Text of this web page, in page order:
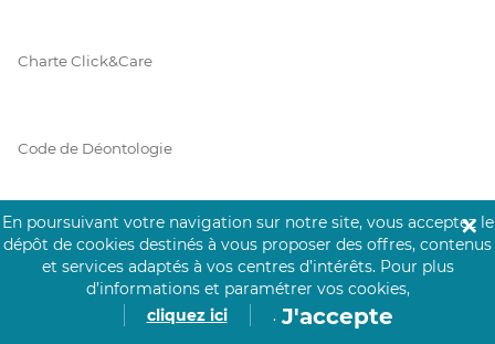
Charte Click&Care
Code de Déontologie
Mentions Légales
Prérequis Click&Care
En poursuivant votre navigation sur notre site, vous acceptez le
dépôt de cookies destinés à vous proposer des offres, contenus
et services adaptés à vos centres d’intérêts. Pour plus
d’informations et paramétrer vos cookies,
cliquez ici
. J'accepte
✕